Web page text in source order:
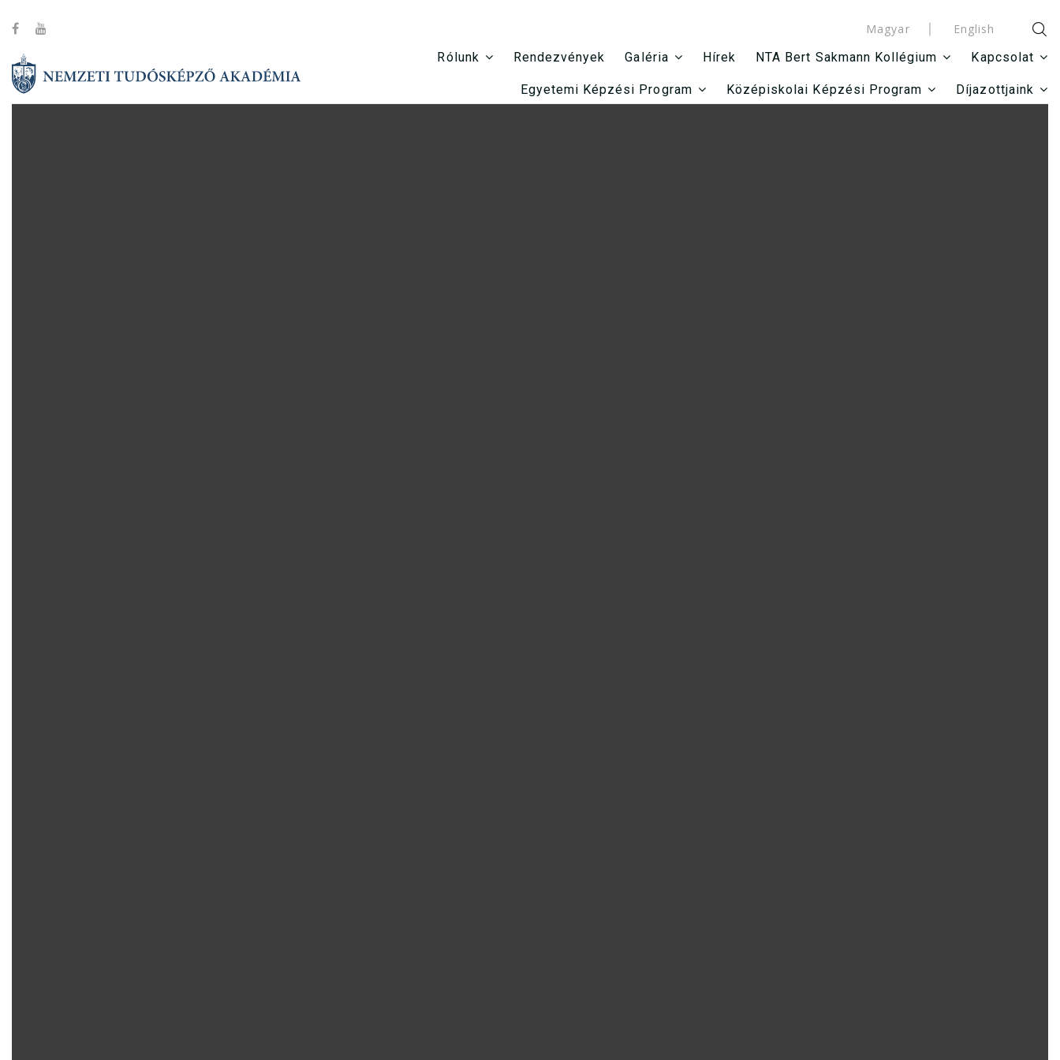
Magyar
English
Rólunk
Rendezvények Galéria Hírek NTA Bert Sakmann Kollégium Kapcsolat
Egyetemi Képzési Program Középiskolai Képzési Program Díjazottjaink